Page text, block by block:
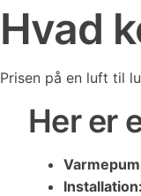
Hvad
Prisen på en luft til
Her er
Installation: